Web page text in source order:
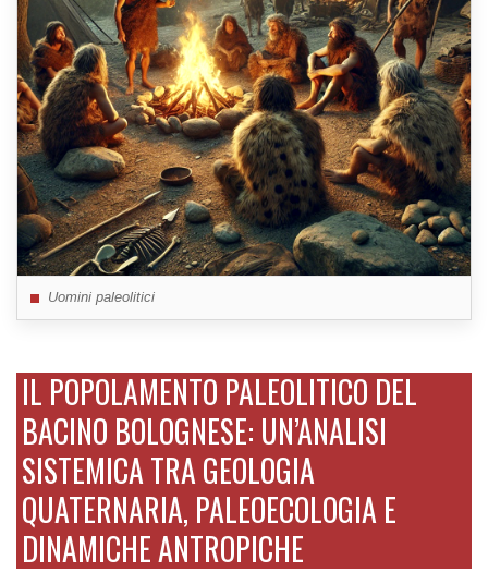
Uomini paleolitici
IL POPOLAMENTO PALEOLITICO DEL
BACINO BOLOGNESE: UN’ANALISI
SISTEMICA TRA GEOLOGIA
QUATERNARIA, PALEOECOLOGIA E
DINAMICHE ANTROPICHE